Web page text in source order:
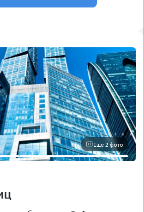
Еще 2 фото